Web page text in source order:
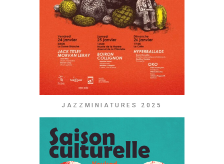
JAZZMINIATURES 2025